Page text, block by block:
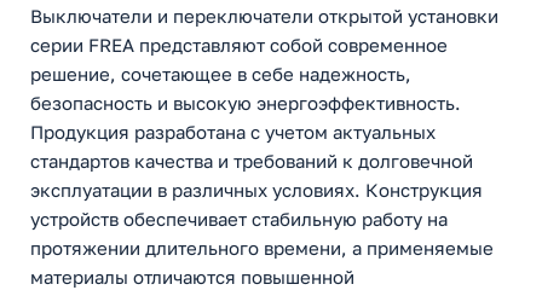
Выключатели и переключатели открытой установки
серии FREA представляют собой современное
решение, сочетающее в себе надежность,
безопасность и высокую энергоэффективность.
Продукция разработана с учетом актуальных
стандартов качества и требований к долговечной
эксплуатации в различных условиях. Конструкция
устройств обеспечивает стабильную работу на
протяжении длительного времени, а применяемые
материалы отличаются повышенной